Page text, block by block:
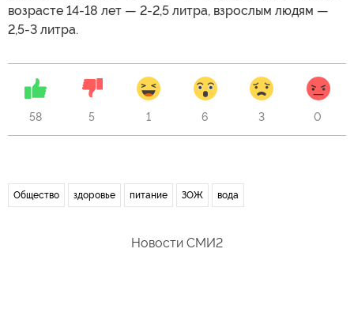
возрасте 14-18 лет — 2-2,5 литра, взрослым людям —
2,5-3 литра.
58 5 1 6 3 0
Общество здоровье питание ЗОЖ вода
Новости СМИ2